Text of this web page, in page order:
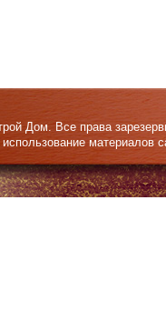
Дом. Все права
использование материалов